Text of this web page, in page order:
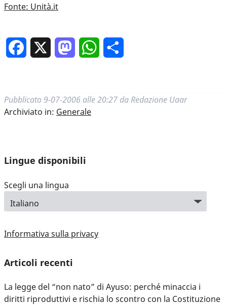
Fonte: Unità.it
Facebook MastodonWhatsApp
Pubblicato 9-07-2006 alle 20:27 da Redazione Uaar
Archiviato in: Generale
Lingue disponibili
Scegli una lingua
Informativa sulla privacy
Articoli recenti
La legge del “non nato” di Ayuso: perché minaccia i
diritti riproduttivi e rischia lo scontro con la Costituzione